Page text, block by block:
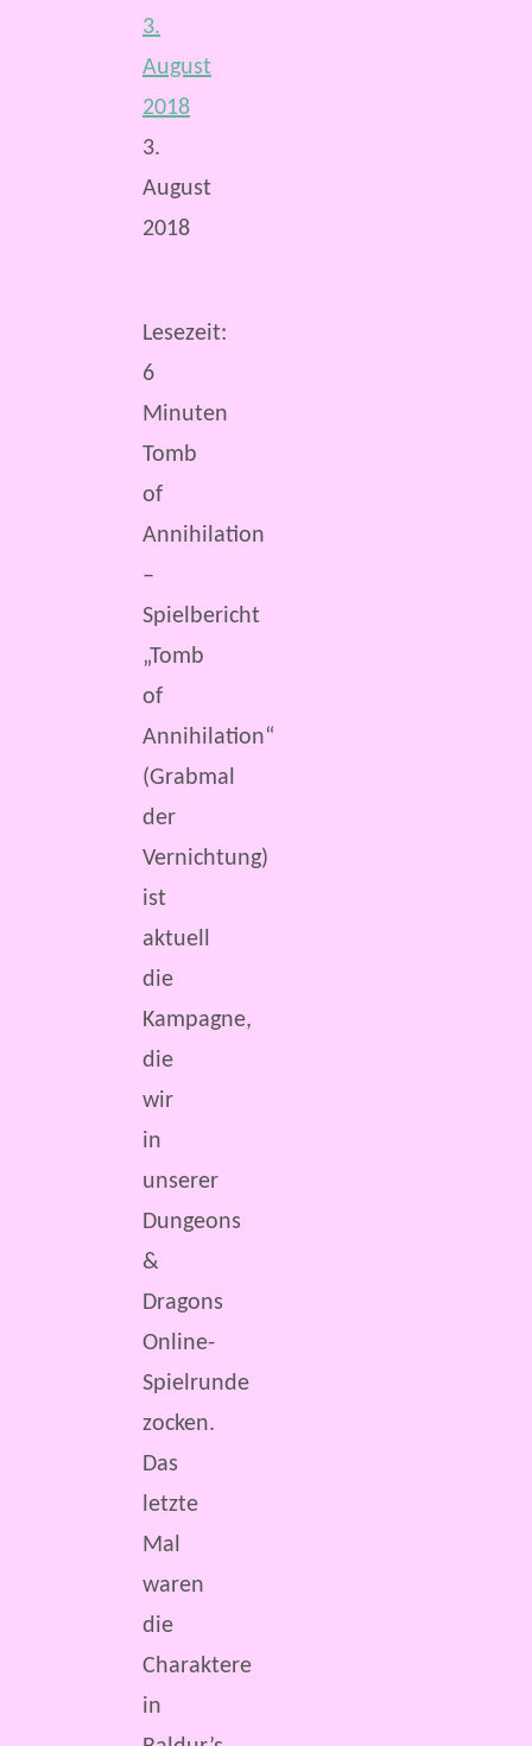
3.
August
2018
3.
August
2018
Lesezeit:
6
Minuten
Tomb
of
Annihilation
–
Spielbericht
„Tomb
of
Annihilation“
(Grabmal
der
Vernichtung)
ist
aktuell
die
Kampagne,
die
wir
in
unserer
Dungeons
&
Dragons
Online-
Spielrunde
zocken.
Das
letzte
Mal
waren
die
Charaktere
in